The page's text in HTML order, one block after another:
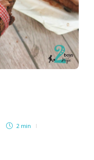
2 min